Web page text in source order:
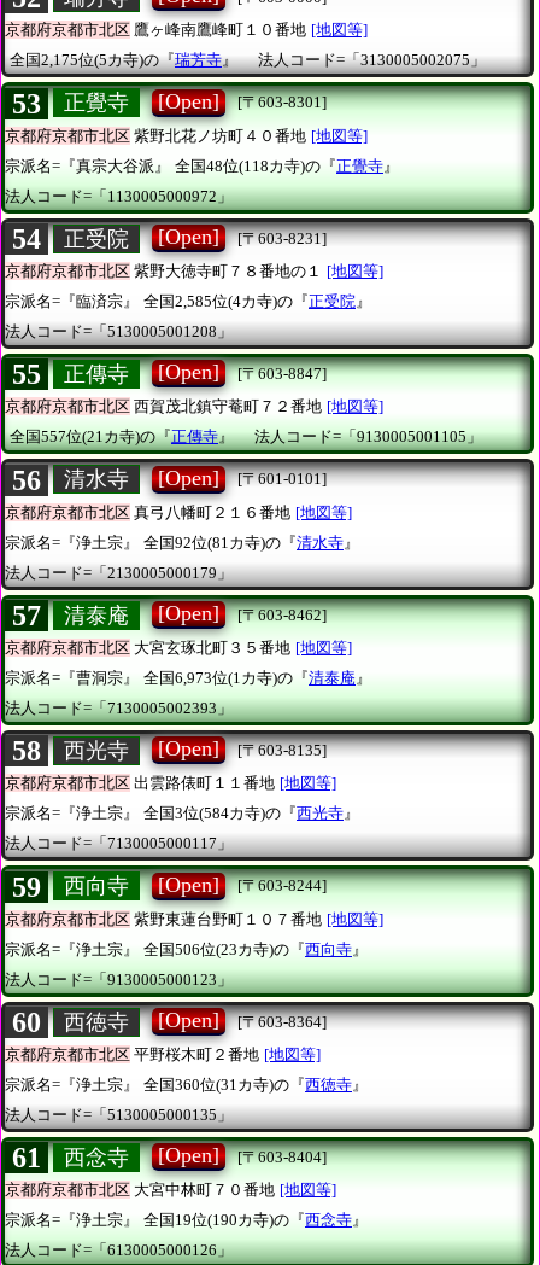
京都府京都市北区 鷹ヶ峰南鷹峰町１０番地 [地図等]
全国2,175位(5カ寺)の『瑞芳寺』 法人コード=「3130005002075」
53 正覺寺 [Open]
[〒603-8301]
京都府京都市北区 紫野北花ノ坊町４０番地 [地図等]
宗派名=『真宗大谷派』
全国48位(118カ寺)の『正覺寺 』
法人コード=「1130005000972」
54 正受院 [Open]
[〒603-8231]
京都府京都市北区 紫野大徳寺町７８番地の１ [地図等]
宗派名=『臨済宗』
全国2,585位(4カ寺)の『正受院』
法人コード=「5130005001208」
55 正傳寺 [Open]
[〒603-8847]
京都府京都市北区 西賀茂北鎮守菴町７２番地 [地図等]
全国557位(21カ寺)の『正傳寺』 法人コード=「9130005001105」
56 清水寺 [Open]
[〒601-0101]
京都府京都市北区 真弓八幡町２１６番地 [地図等]
宗派名=『浄土宗』
全国92位(81カ寺)の『清水寺 』
法人コード=「2130005000179」
57 清泰庵 [Open]
[〒603-8462]
京都府京都市北区 大宮玄琢北町３５番地 [地図等]
宗派名=『曹洞宗』
全国6,973位(1カ寺)の『清泰庵』
法人コード=「7130005002393」
58 西光寺 [Open]
[〒603-8135]
京都府京都市北区 出雲路俵町１１番地 [地図等]
宗派名=『浄土宗』
全国3位(584カ寺)の『西光寺』
法人コード=「7130005000117」
59 西向寺 [Open]
[〒603-8244]
京都府京都市北区 紫野東蓮台野町１０７番地 [地図等]
宗派名=『浄土宗』
全国506位(23カ寺)の『西向寺 』
法人コード=「9130005000123」
60 西徳寺 [Open]
[〒603-8364]
京都府京都市北区 平野桜木町２番地 [地図等]
宗派名=『浄土宗』
全国360位(31カ寺)の『西徳寺』
法人コード=「5130005000135」
61 西念寺 [Open]
[〒603-8404]
京都府京都市北区 大宮中林町７０番地 [地図等]
宗派名=『浄土宗』
全国19位(190カ寺)の『西念寺』
法人コード=「6130005000126」